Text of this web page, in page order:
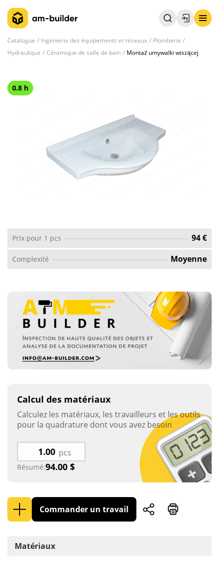
Catalogue Ingénierie des équipements et réseaux
Plomberie
Hydraulique
Céramique de salle de bain Montaż umywalki wiszącej
0.8 h
Prix ​​pour 1 pcs 94 €
Complexité Moyenne
Matériaux
Calcul des matériaux
Calculez les matériaux, les travailleurs et les outils
pour la quadrature dont vous avez besoin
pcs
Résumé:94.00 $
Commander un travail